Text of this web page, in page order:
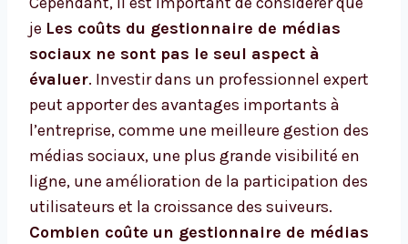
je Les coûts du gestionnaire de médias
sociaux ne sont pas le seul aspect à
évaluer. Investir dans un professionnel expert
peut apporter des avantages importants à
l’entreprise, comme une meilleure gestion des
médias sociaux, une plus grande visibilité en
ligne, une amélioration de la participation des
utilisateurs et la croissance des suiveurs.
Combien coûte un gestionnaire de médias